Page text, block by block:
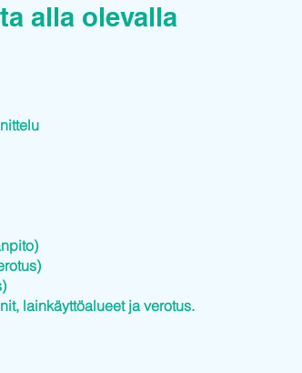
alla olevalla
lainkäyttöalueet ja verotus.